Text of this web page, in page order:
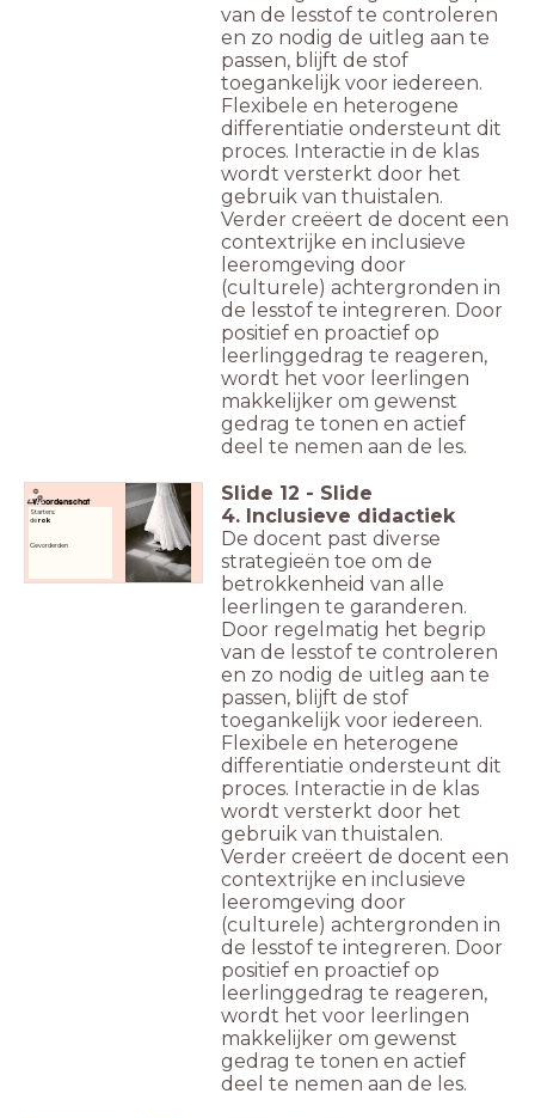
van de lesstof te controleren
en zo nodig de uitleg aan te
passen, blijft de stof
toegankelijk voor iedereen.
Flexibele en heterogene
differentiatie ondersteunt dit
proces. Interactie in de klas
wordt versterkt door het
gebruik van thuistalen.
Verder creëert de docent een
contextrijke en inclusieve
leeromgeving door
(culturele) achtergronden in
de lesstof te integreren. Door
positief en proactief op
leerlinggedrag te reageren,
wordt het voor leerlingen
makkelijker om gewenst
gedrag te tonen en actief
deel te nemen aan de les.
Woordenschat
Starters:
derok
Gevorderden
Slide 12 - Slide
4. Inclusieve didactiek
De docent past diverse
strategieën toe om de
betrokkenheid van alle
leerlingen te garanderen.
Door regelmatig het begrip
van de lesstof te controleren
en zo nodig de uitleg aan te
passen, blijft de stof
toegankelijk voor iedereen.
Flexibele en heterogene
differentiatie ondersteunt dit
proces. Interactie in de klas
wordt versterkt door het
gebruik van thuistalen.
Verder creëert de docent een
contextrijke en inclusieve
leeromgeving door
(culturele) achtergronden in
de lesstof te integreren. Door
positief en proactief op
leerlinggedrag te reageren,
wordt het voor leerlingen
makkelijker om gewenst
gedrag te tonen en actief
deel te nemen aan de les.